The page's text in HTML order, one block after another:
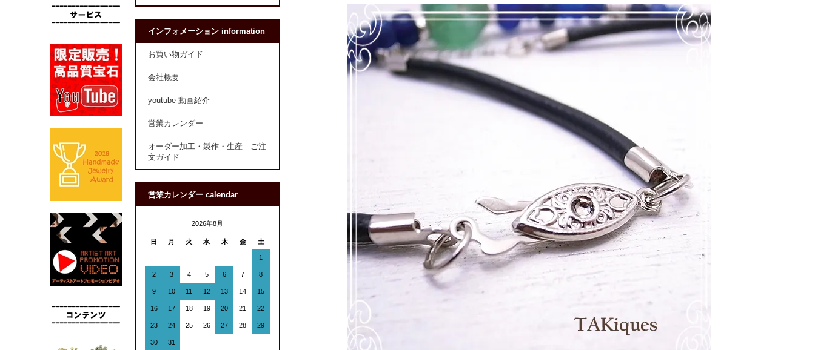
インフォメーション information
お買い物ガイド
会社概要
youtube 動画紹介
営業カレンダー
オーダー加工・製作・生産 ご注
文ガイド
営業カレンダー calendar
2026年8月
日 月 火 水 木 金 土
1
2 3 4 5 6 7 8
9 10 11 12 13 14 15
16 17 18 19 20 21 22
23 24 25 26 27 28 29
30 31